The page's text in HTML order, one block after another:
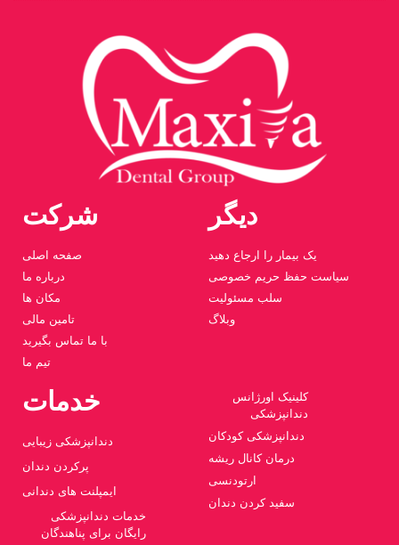
شرکت
صفحه اصلی
درباره ما
مکان ها
تامین مالی
با ما تماس بگیرید
تیم ما
دیگر
یک بیمار را ارجاع دهید
سیاست حفظ حریم خصوصی
سلب مسئولیت
وبلاگ
خدمات
دندانپزشکی زیبایی
پرکردن دندان
ایمپلنت های دندانی
خدمات دندانپزشکی
رایگان برای پناهندگان
کلینیک اورژانس
دندانپزشکی
دندانپزشکی کودکان
درمان کانال ریشه
ارتودنسی
سفید کردن دندان